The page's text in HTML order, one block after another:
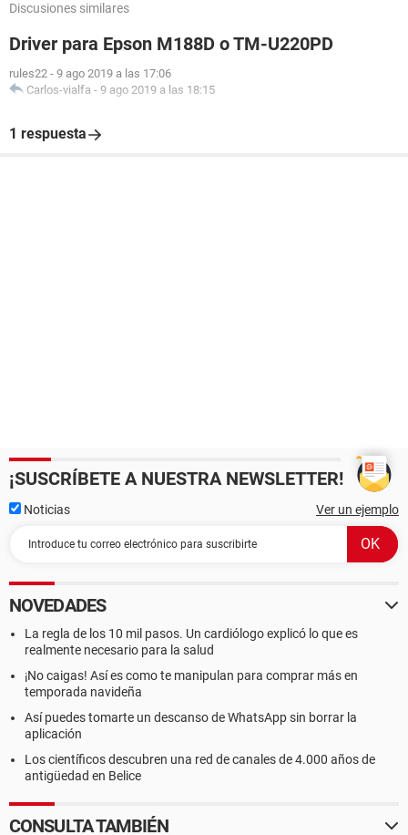
Discusiones similares
Driver para Epson M188D o TM-U220PD
rules22 - 9 ago 2019 a las 17:06
Carlos-vialfa - 9 ago 2019 a las 18:15
1 respuesta
¡SUSCRÍBETE A NUESTRA NEWSLETTER!
Noticias Ver un ejemplo
NOVEDADES
La regla de los 10 mil pasos. Un cardiólogo explicó lo que es
realmente necesario para la salud
¡No caigas! Así es como te manipulan para comprar más en
temporada navideña
Así puedes tomarte un descanso de WhatsApp sin borrar la
aplicación
Los científicos descubren una red de canales de 4.000 años de
antigüedad en Belice
CONSULTA TAMBIÉN